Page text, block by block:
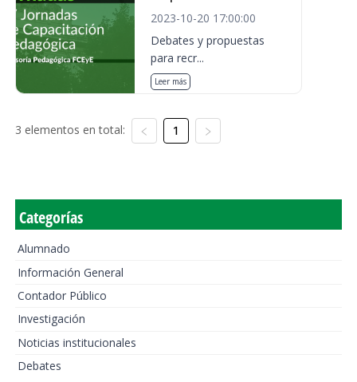
2023-10-20 17:00:00
Debates y propuestas
para recr...
Leer más
3 elementos en total: 1
Categorías
Alumnado
Información General
Contador Público
Investigación
Noticias institucionales
Debates